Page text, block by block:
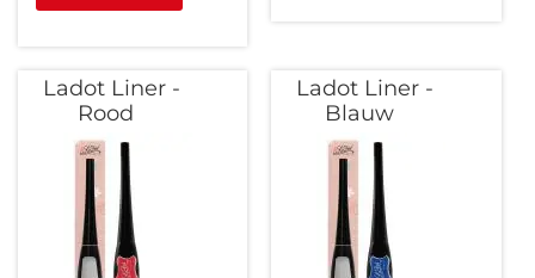
Ladot Liner -
Rood
Ladot Liner -
Blauw